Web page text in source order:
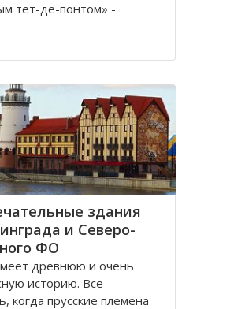
тет-де-понтом» -
сохранилось много арок и
здания
и Северо-
ФО
древнюю и очень
историю. Все
когда прусские племена